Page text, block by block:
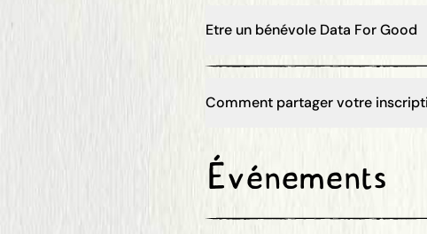
Etre un bénévole Data For Good
Comment partager votre
Événements